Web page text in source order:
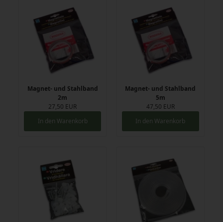
Magnet- und Stahlband
2m
27,50 EUR
In den Warenkorb
Magnet- und Stahlband
5m
47,50 EUR
In den Warenkorb